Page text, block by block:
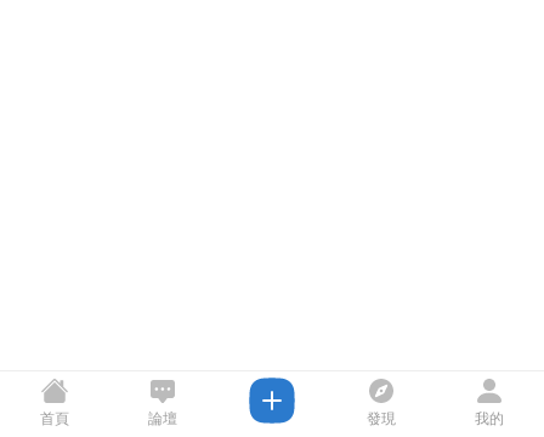
首頁 論壇 發現 我的